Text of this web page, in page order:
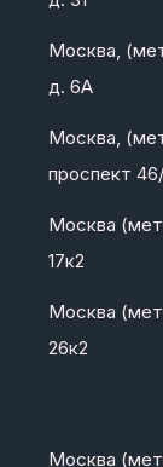
Москва,
д. 6А
Москва,
проспект
Москва
17к2
Москва
26к2
Москва